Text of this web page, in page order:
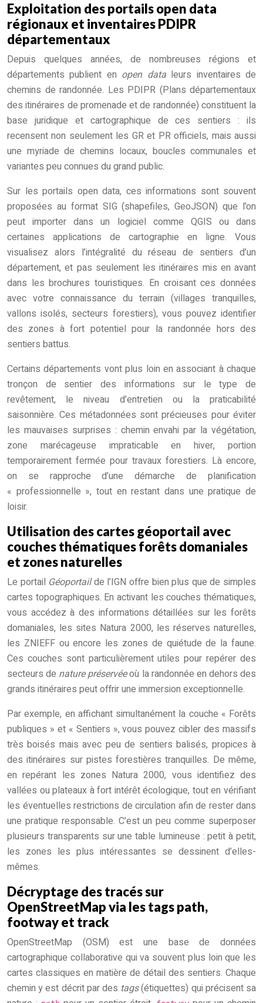
Exploitation des portails open data
régionaux et inventaires PDIPR
départementaux
Depuis quelques années, de nombreuses régions et
départements publient en open dataleurs inventaires de
chemins de randonnée. Les PDIPR (Plans départementaux
des itinéraires de promenade et de randonnée) constituent la
base juridique et cartographique de ces sentiers : ils
recensent non seulement les GR et PR officiels, mais aussi
une myriade de chemins locaux, boucles communales et
variantes peu connues du grand public.
Sur les portails open data, ces informations sont souvent
proposées au format SIG (shapefiles, GeoJSON) que l’on
peut importer dans un logiciel comme QGIS ou dans
certaines applications de cartographie en ligne. Vous
visualisez alors l’intégralité du réseau de sentiers d’un
département, et pas seulement les itinéraires mis en avant
dans les brochures touristiques. En croisant ces données
avec votre connaissance du terrain (villages tranquilles,
vallons isolés, secteurs forestiers), vous pouvez identifier
des zones à fort potentiel pour la randonnée hors des
sentiers battus.
Certains départements vont plus loin en associant à chaque
tronçon de sentier des informations sur le type de
revêtement, le niveau d’entretien ou la praticabilité
saisonnière. Ces métadonnées sont précieuses pour éviter
les mauvaises surprises : chemin envahi par la végétation,
zone marécageuse impraticable en hiver, portion
temporairement fermée pour travaux forestiers. Là encore,
on se rapproche d’une démarche de planification
« professionnelle », tout en restant dans une pratique de
loisir.
Utilisation des cartes géoportail avec
couches thématiques forêts domaniales
et zones naturelles
Le portail Géoportailde l’IGN offre bien plus que de simples
cartes topographiques. En activant les couches thématiques,
vous accédez à des informations détaillées sur les forêts
domaniales, les sites Natura 2000, les réserves naturelles,
les ZNIEFF ou encore les zones de quiétude de la faune.
Ces couches sont particulièrement utiles pour repérer des
secteurs de nature préservéeoù la randonnée en dehors des
grands itinéraires peut offrir une immersion exceptionnelle.
Par exemple, en affichant simultanément la couche « Forêts
publiques » et « Sentiers », vous pouvez cibler des massifs
très boisés mais avec peu de sentiers balisés, propices à
des itinéraires sur pistes forestières tranquilles. De même,
en repérant les zones Natura 2000, vous identifiez des
vallées ou plateaux à fort intérêt écologique, tout en vérifiant
les éventuelles restrictions de circulation afin de rester dans
une pratique responsable. C’est un peu comme superposer
plusieurs transparents sur une table lumineuse : petit à petit,
les zones les plus intéressantes se dessinent d’elles-
mêmes.
Décryptage des tracés sur
OpenStreetMap via les tags path,
footway et track
OpenStreetMap (OSM) est une base de données
cartographique collaborative qui va souvent plus loin que les
cartes classiques en matière de détail des sentiers. Chaque
chemin y est décrit par des tags(étiquettes) qui précisent sa